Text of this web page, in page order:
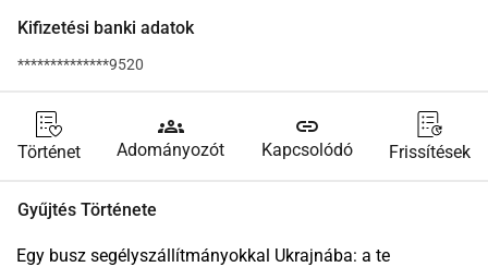
Kifizetési banki adatok
**************9520
Történet
groups
Adományozót
link
Kapcsolódó Frissítések
Gyűjtés Története
Egy busz segélyszállítmányokkal Ukrajnába: a te